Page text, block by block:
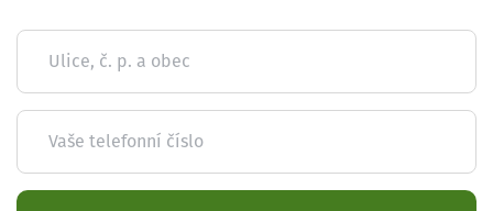
Ulice, č. p. a obec
Vaše telefonní číslo